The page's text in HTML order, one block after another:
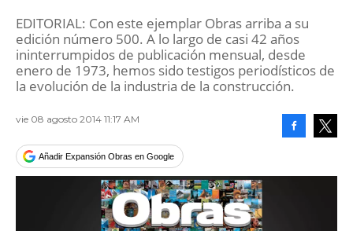
EDITORIAL: Con este ejemplar Obras arriba a su
edición número 500. A lo largo de casi 42 años
ininterrumpidos de publicación mensual, desde
enero de 1973, hemos sido testigos periodísticos de
la evolución de la industria de la construcción.
vie 08 agosto 2014 11:17 AM
Añadir Expansión Obras en Google